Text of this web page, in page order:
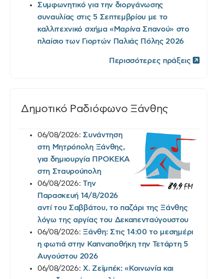
Συμφωνητικό για την διοργάνωσης
συναυλίας στις 5 Σεπτεμβρίου με το
καλλιτεχνικό σχήμα «Μαρίνα Σπανού» στο
πλαίσιο των Γιορτών Παλιάς Πόλης 2026
Περισσότερες πράξεις
Δημοτικό Ραδιόφωνο Ξάνθης
06/08/2026: Συνάντηση
στη Μητρόπολη Ξάνθης,
για δημιουργία ΠΡΟΚΕΚΑ
στη Σταυρούπολη
06/08/2026:Την
Παρασκευή 14/8/2026
αντί του Σαββάτου, το παζάρι της Ξάνθης
λόγω της αργίας του Δεκαπενταύγουστου
06/08/2026: Ξάνθη: Στις 14:00 το μεσημέρι
η φωτιά στην Καπναποθήκη την Τετάρτη 5
Αυγούστου 2026
06/08/2026: Χ. Ζεϊμπέκ: «Κοινωνία και